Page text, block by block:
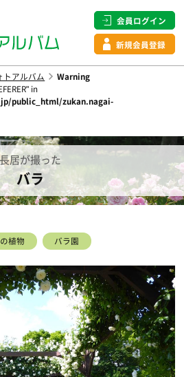
会員ログイン
新規会員登録
トアルバム
Warning
in
public_html/zukan.nagai-
長居が撮った
バラ
植物 バラ園